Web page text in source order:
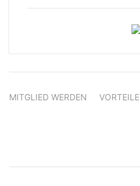
MITGLIED WERDEN VORTEILE